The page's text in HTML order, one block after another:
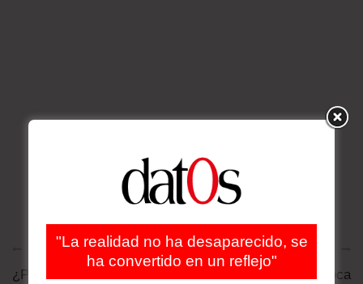
Artículo anterior
¿Por qué Estados
Artículo siguiente
Diplomacia y coca
"La realidad no ha desaparecido, se
ha convertido en un reflejo"